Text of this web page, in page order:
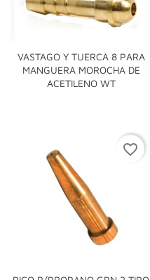
VASTAGO Y TUERCA 8 PARA
MANGUERA MOROCHA DE
ACETILENO WT
favorite_border